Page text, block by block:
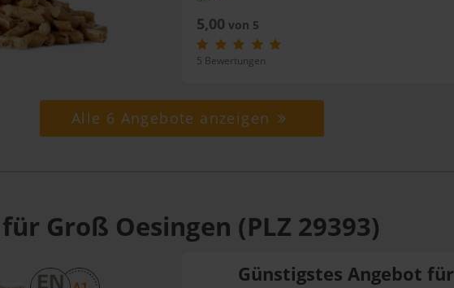
5,00 von 5
5 Bewertungen
Alle 6 Angebote anzeigen
Groß Oesingen (PLZ 29393)
Günstigstes Angebot für